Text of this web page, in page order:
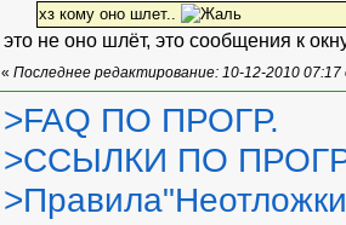
хз кому оно шлет..
это не оно шлёт, это сообщения к
« Последнее редактирование: 10-12-2010
>FAQ ПО ПРОГР.
>ССЫЛКИ ПО